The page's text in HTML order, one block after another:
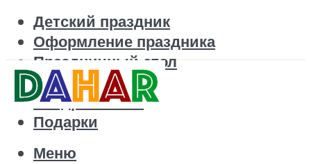
Детский праздник
Оформление праздника
Праздничный стол
Корпоратив
Поздравления
Подарки
Меню